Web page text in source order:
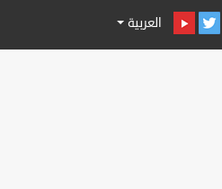
العربية